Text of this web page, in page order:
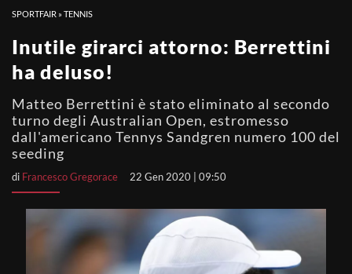
SPORTFAIR »TENNIS
Inutile girarci attorno: Berrettini
ha deluso!
Matteo Berrettini è stato eliminato al secondo
turno degli Australian Open, estromesso
dall'americano Tennys Sandgren numero 100 del
seeding
di Francesco Gregorace 22 Gen 2020 | 09:50